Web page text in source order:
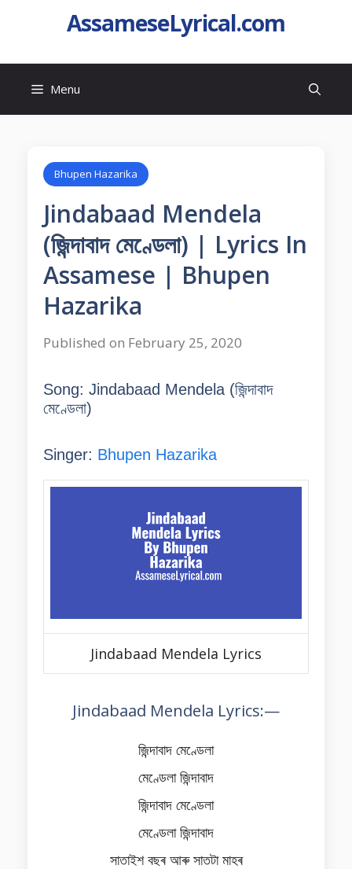
AssameseLyrical.com
Menu
Bhupen Hazarika
Jindabaad Mendela
(জিন্দাবাদ মেণ্ডেলা) | Lyrics In
Assamese | Bhupen
Hazarika
Published on February 25, 2020
Song: Jindabaad Mendela (জিন্দাবাদ
মেণ্ডেলা)
Singer: Bhupen Hazarika
Jindabaad Mendela Lyrics
Jindabaad Mendela Lyrics:—
জিন্দাবাদ মেণ্ডেলা
মেণ্ডেলা জিন্দাবাদ
জিন্দাবাদ মেণ্ডেলা
মেণ্ডেলা জিন্দাবাদ
সাতাইশ বছৰ আৰু সাতটা মাহৰ